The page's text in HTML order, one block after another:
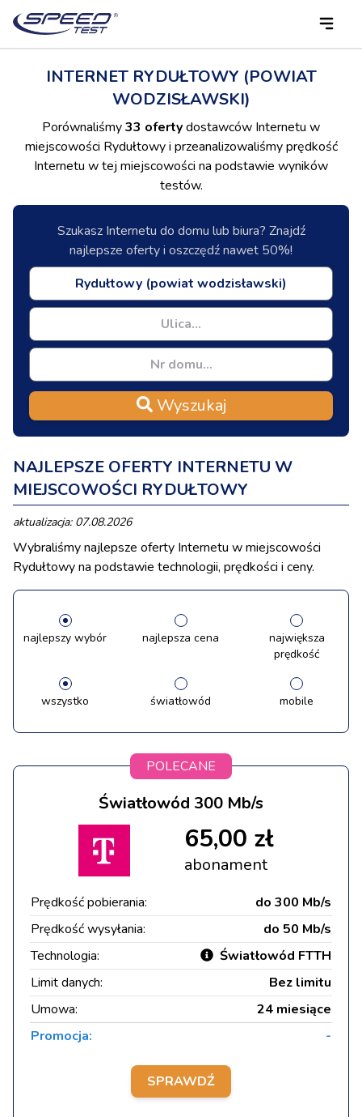
INTERNET RYDUŁTOWY (POWIAT
WODZISŁAWSKI)
Porównaliśmy33 ofertydostawców Internetu w
miejscowości Rydułtowy i przeanalizowaliśmy prędkość
Internetu w tej miejscowości na podstawie wyników
testów.
Szukasz Internetu do domu lub biura? Znajdź
najlepsze oferty i oszczędź nawet 50%!
Wyszukaj
NAJLEPSZE OFERTY INTERNETU W
MIEJSCOWOŚCI RYDUŁTOWY
aktualizacja: 07.08.2026
Wybraliśmy najlepsze oferty Internetu w miejscowości
Rydułtowy na podstawie technologii, prędkości i ceny.
najlepszy wybór najlepsza cena
największa
prędkość
wszystko światłowód mobile
POLECANE
Światłowód 300 Mb/s
65,00 zł
abonament
Prędkość pobierania:
do 300 Mb/s
Prędkość wysyłania:
do 50 Mb/s
Technologia:
Światłowód FTTH
Limit danych:
Bez limitu
Umowa:
24 miesiące
Promocja:
-
SPRAWDŹ